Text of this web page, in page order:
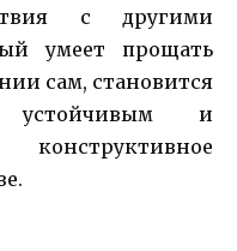
с другими
умеет прощать
сам, становится
устойчивым и